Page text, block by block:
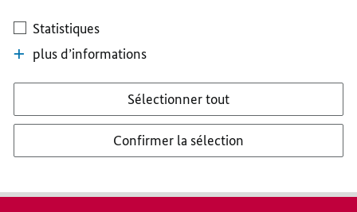
Statistiques
plus d’informations
Sélectionner tout
Confirmer la sélection